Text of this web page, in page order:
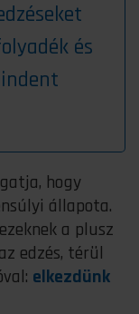
és
hogy
állapota.
a plusz
edzés, térül
elkezdünk